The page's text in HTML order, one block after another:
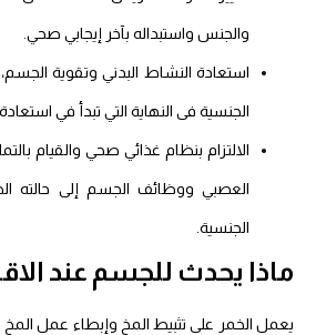
والجنس واستبداله بآخر إيجابي صحي.
استعادة النشاط البدني وتقوية
الجنسية فى النهاية التي تبدأ في
الالتزام بنظام غذائي صحي والقيام
العصبي ووظائف الجسم إلى حالته
الجنسية.
ماذا يحدث للجسم عند
يعمل الخمر على تثبيط المخ وإبطاء عمل